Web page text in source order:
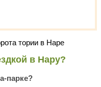
в Нару?
парке?